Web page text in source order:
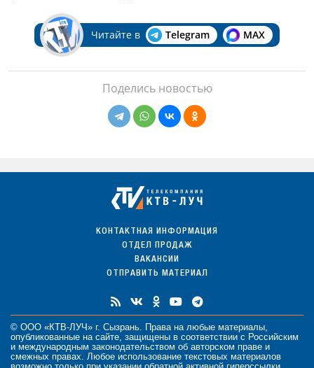
Читайте в Telegram MAX
Поделись новостью
КОНТАКТНАЯ ИНФОРМАЦИЯ
ОТДЕЛ ПРОДАЖ
ВАКАНСИИ
ОТПРАВИТЬ МАТЕРИАЛ
© ООО «КТВ-ЛУЧ» г. Сызрань. Права на любые материалы
опубликованные на сайте, защищены в соответствии с Российским
и международным законодательством об авторском праве и
смежных правах. Любое использование текстовых материалов